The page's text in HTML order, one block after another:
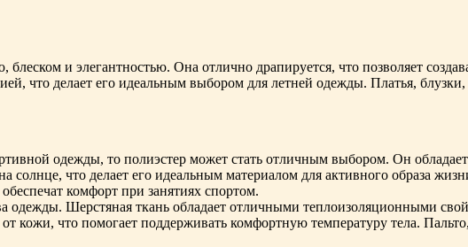
блеском и элегантностью. Она отлично драпируется, что позволяет
что делает его идеальным выбором для летней одежды. Платья,
одежды, то полиэстер может стать отличным выбором. Он
солнце, что делает его идеальным материалом для активного образа
комфорт при занятиях спортом.
Шерстяная ткань обладает отличными теплоизоляционными
кожи, что помогает поддерживать комфортную температуру тела.